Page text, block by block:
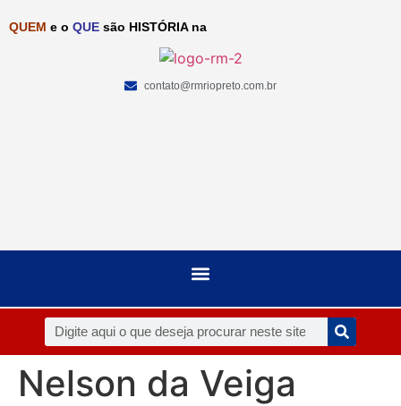
QUEM e o QUE são HISTÓRIA na
contato@rmriopreto.com.br
Nelson da Veiga